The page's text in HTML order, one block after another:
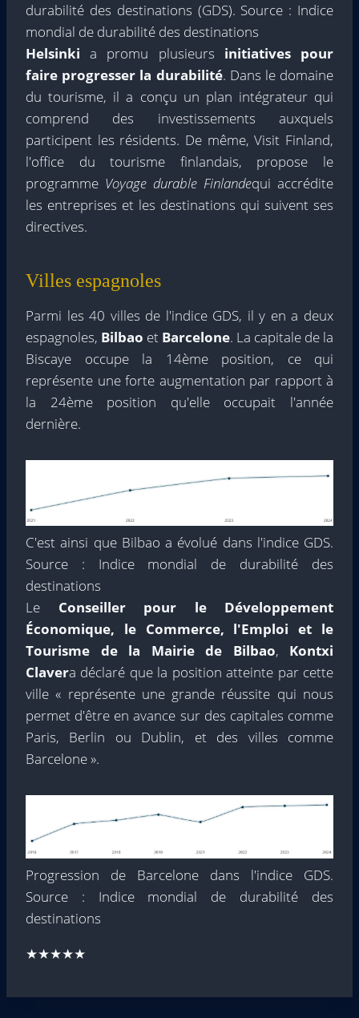
durabilité des destinations (GDS). Source : Indice
mondial de durabilité des destinations
Helsinki a promu plusieurs initiatives pour
faire progresser la durabilité. Dans le domaine
du tourisme, il a conçu un plan intégrateur qui
comprend des investissements auxquels
participent les résidents. De même, Visit Finland,
l'office du tourisme finlandais, propose le
programme Voyage durable Finlandequi accrédite
les entreprises et les destinations qui suivent ses
directives.
Villes espagnoles
Parmi les 40 villes de l'indice GDS, il y en a deux
espagnoles, Bilbao et Barcelone. La capitale de la
Biscaye occupe la 14ème position, ce qui
représente une forte augmentation par rapport à
la 24ème position qu'elle occupait l'année
dernière.
C'est ainsi que Bilbao a évolué dans l'indice GDS.
Source : Indice mondial de durabilité des
destinations
Le Conseiller pour le Développement
Économique, le Commerce, l'Emploi et le
Tourisme de la Mairie de Bilbao, Kontxi
Clavera déclaré que la position atteinte par cette
ville « représente une grande réussite qui nous
permet d'être en avance sur des capitales comme
Paris, Berlin ou Dublin, et des villes comme
Barcelone ».
Progression de Barcelone dans l'indice GDS.
Source : Indice mondial de durabilité des
destinations
★★★★★